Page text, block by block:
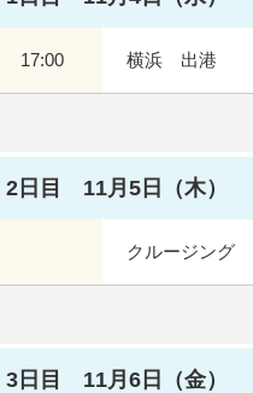
17:00 横浜 出港
2日目 11月5日（木）
クルージング
3日目 11月6日（金）